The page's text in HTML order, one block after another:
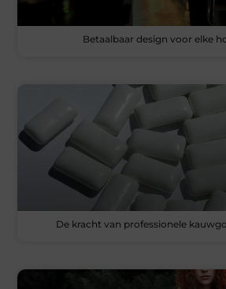
Betaalbaar design voor elke
De kracht van professionele